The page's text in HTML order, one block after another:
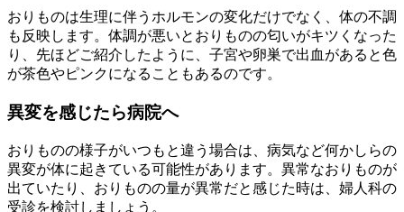
おりものは生理に伴うホルモンの変化だけでなく、体の不調
も反映します。体調が悪いとおりものの匂いがキツくなった
り、先ほどご紹介したように、子宮や卵巣で出血があると色
が茶色やピンクになることもあるのです。
異変を感じたら病院へ
おりものの様子がいつもと違う場合は、病気など何かしらの
異変が体に起きている可能性があります。異常なおりものが
出ていたり、おりものの量が異常だと感じた時は、婦人科の
受診を検討しましょう。